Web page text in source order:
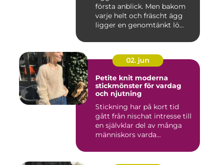
första anblick. Men bakom
varje helt och fräscht ägg
ligger en genomtänkt lö...
02. jun
Petite knit moderna
stickmönster för vardag
och njutning
Stickning har på kort tid
gått från nischat intresse till
en självklar del av många
människors varda...